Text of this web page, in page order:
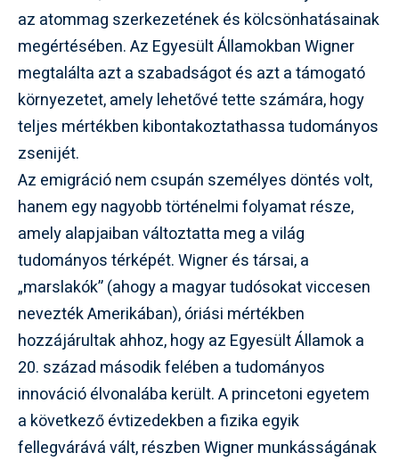
az atommag szerkezetének és kölcsönhatásainak
megértésében. Az Egyesült Államokban Wigner
megtalálta azt a szabadságot és azt a támogató
környezetet, amely lehetővé tette számára, hogy
teljes mértékben kibontakoztathassa tudományos
zsenijét.
Az emigráció nem csupán személyes döntés volt,
hanem egy nagyobb történelmi folyamat része,
amely alapjaiban változtatta meg a világ
tudományos térképét. Wigner és társai, a
„marslakók” (ahogy a magyar tudósokat viccesen
nevezték Amerikában), óriási mértékben
hozzájárultak ahhoz, hogy az Egyesült Államok a
20. század második felében a tudományos
innováció élvonalába került. A princetoni egyetem
a következő évtizedekben a fizika egyik
fellegvárává vált, részben Wigner munkásságának